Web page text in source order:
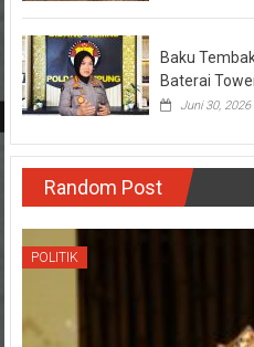
Baku
Baterai
Juni 30, 2026
Random Post
POLITIK